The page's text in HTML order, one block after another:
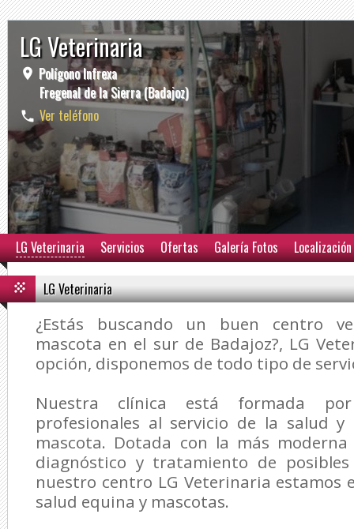
LG Veterinaria
Polígono Infrexa
Fregenal de la Sierra (Badajoz)
Ver teléfono
LG Veterinaria Servicios Ofertas Galería Fotos Localización
LG Veterinaria
¿Estás buscando un buen centro
mascota en el sur de Badajoz?, LG
opción, disponemos de todo tipo de
Nuestra clínica está formada
profesionales al servicio de la salud
mascota. Dotada con la más
diagnóstico y tratamiento de posibles
nuestro centro LG Veterinaria estamos
salud equina y mascotas.